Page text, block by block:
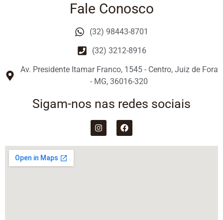
Fale Conosco
(32) 98443-8701
(32) 3212-8916
Av. Presidente Itamar Franco, 1545 - Centro, Juiz de Fora
- MG, 36016-320
Sigam-nos nas redes sociais